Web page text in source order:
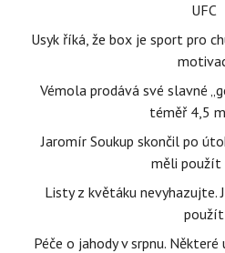
UFC
Usyk říká, že box je sport pro
Vémola prodává své slavné
téměř 4,5
Jaromír Soukup skončil po
měli použít
Listy z květáku nevyhazujte.
použít
Péče o jahody v srpnu.